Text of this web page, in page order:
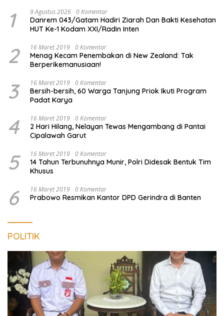
EKONOMI
OJK Gandeng Pemkab Pesisir Barat Perluas Inklusi Keuangan,
150 Guru Terima Perlindungan Asuransi Jiwa
OJK Kukuhkan Bunda Literasi
Perkuat Edukasi Masyarakat
Lawan Pinjol dan Investasi
Ilegal
LAMPUNG TERUS MENGUAT
Selengkapnya